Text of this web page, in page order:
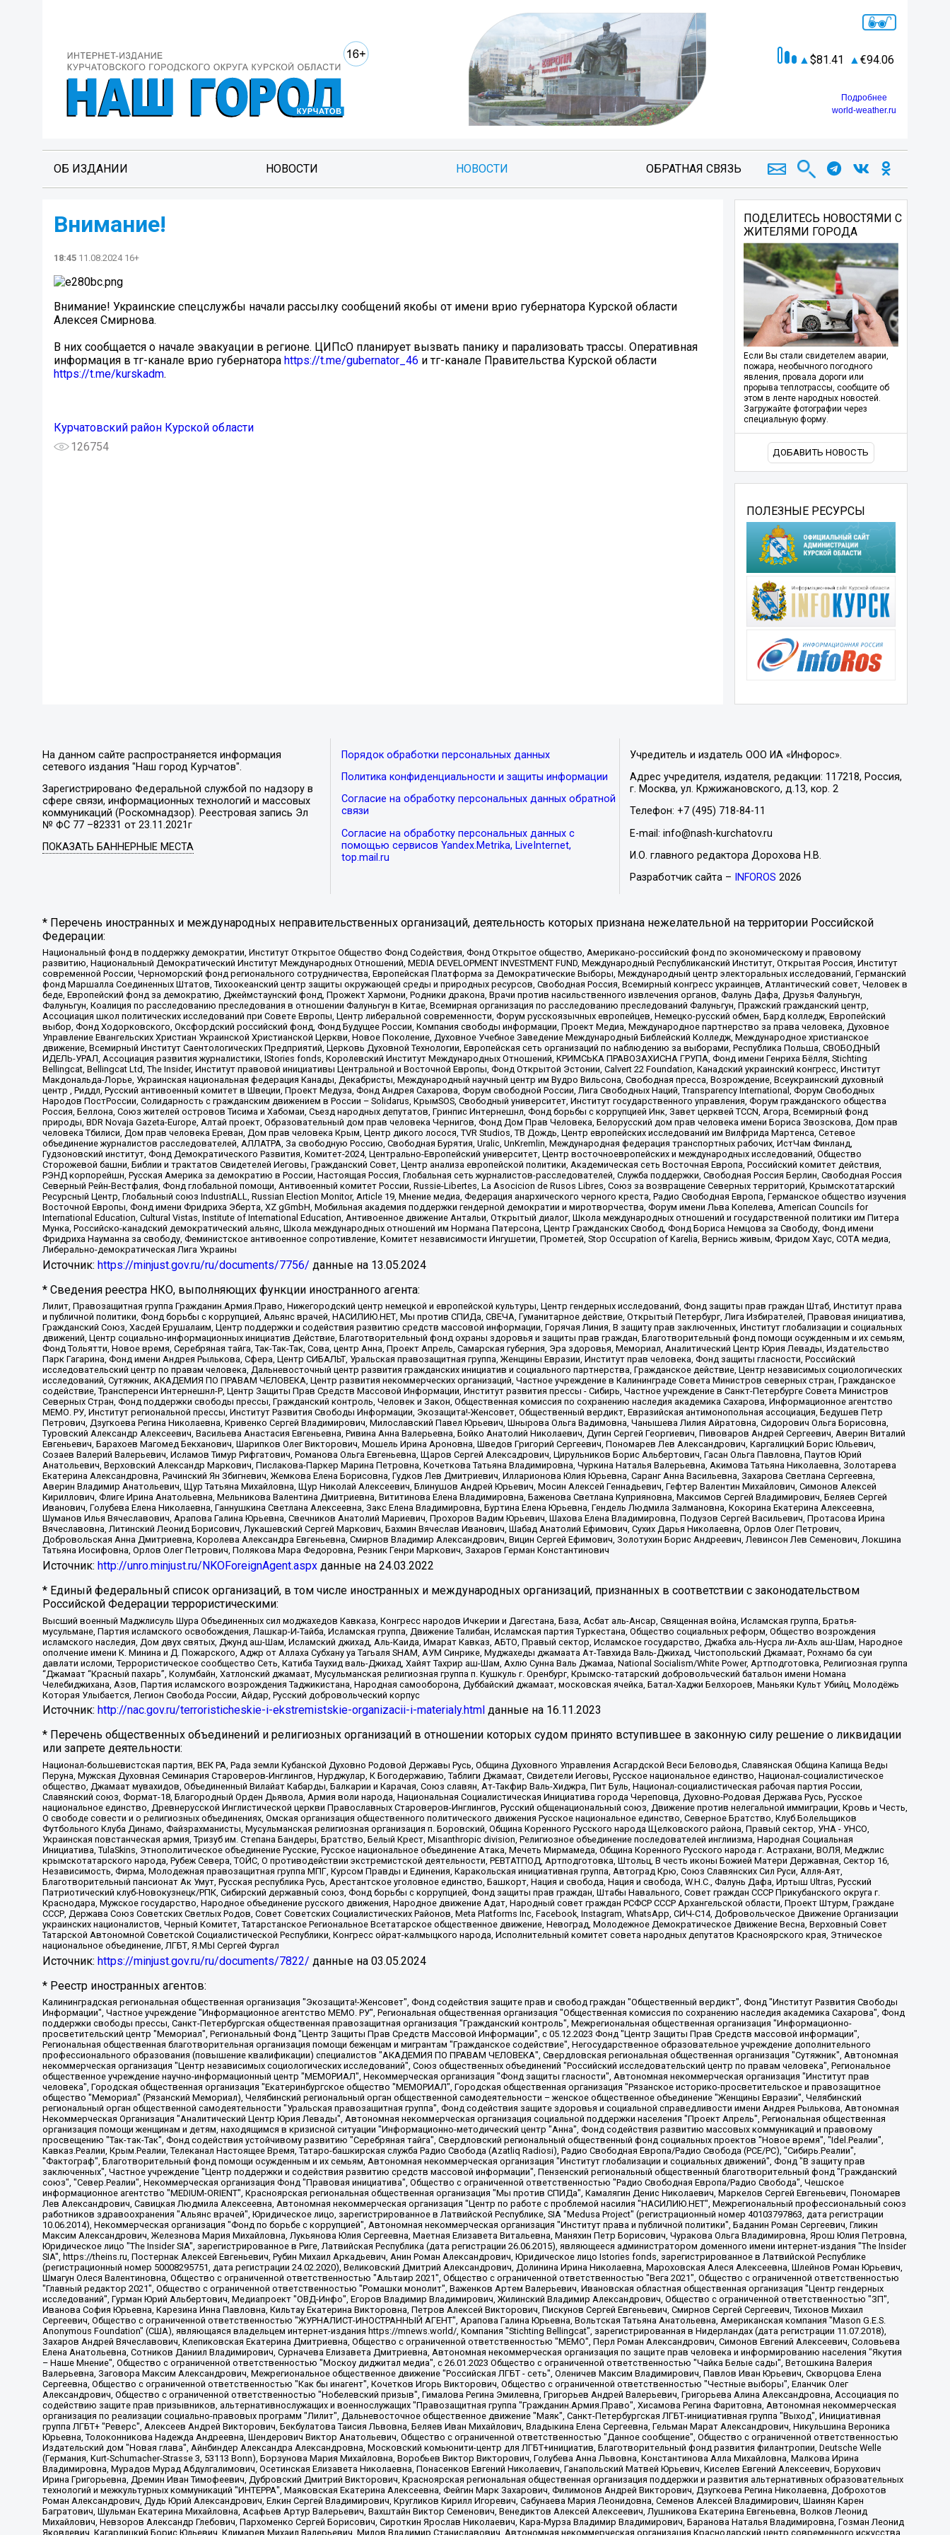
81.41 94.06
Подробнее
world-weather.ru
ОБ ИЗДАНИИ НОВОСТИ НОВОСТИ ОБРАТНАЯ СВЯЗЬ
Внимание!
18:45 11.08.2024 16+
Внимание! Украинские спецслужбы начали рассылку сообщений якобы от имени врио губернатора Курской области
Алексея Смирнова.
В них сообщается о начале эвакуации в регионе. ЦИПсО планирует вызвать панику и парализовать трассы. Оперативная
информация в тг-канале врио губернатора https://t.me/gubernator_46 и тг-канале Правительства Курской области
https://t.me/kurskadm.
Курчатовский район Курской области
126754
ПОДЕЛИТЕСЬ НОВОСТЯМИ С
ЖИТЕЛЯМИ ГОРОДА
Если Вы стали свидетелем аварии,
пожара, необычного погодного
явления, провала дороги или
прорыва теплотрассы, сообщите об
этом в ленте народных новостей.
Загружайте фотографии через
специальную форму.
ДОБАВИТЬ НОВОСТЬ
ПОЛЕЗНЫЕ РЕСУРСЫ
На данном сайте распространяется информация
сетевого издания "Наш город Курчатов".
Зарегистрировано Федеральной службой по надзору в
сфере связи, информационных технологий и массовых
коммуникаций (Роскомнадзор). Реестровая запись Эл
№ ФС 77 –82331 от 23.11.2021г
ПОКАЗАТЬ БАННЕРНЫЕ МЕСТА
Порядок обработки персональных данных
Политика конфиденциальности и защиты информации
Согласие на обработку персональных данных обратной
связи
Согласие на обработку персональных данных с
помощью сервисов Yandex.Metrika, LiveInternet,
top.mail.ru
Учредитель и издатель ООО ИА «Инфорос».
Адрес учредителя, издателя, редакции: 117218, Россия,
г. Москва, ул. Кржижановского, д.13, кор. 2
Телефон: +7 (495) 718-84-11
E-mail: info@nash-kurchatov.ru
И.О. главного редактора Дорохова Н.В.
Разработчик сайта – INFOROS 2026
* Перечень иностранных и международных неправительственных организаций, деятельность которых признана нежелательной на территории Российской
Федерации:
Национальный фонд в поддержку демократии, Институт Открытое Общество Фонд Содействия, Фонд Открытое общество, Американо-российский фонд по экономическому и правовому
развитию, Национальный Демократический Институт Международных Отношений, MEDIA DEVELOPMENT INVESTMENT FUND, Международный Республиканский Институт, Открытая Россия, Институт
современной России, Черноморский фонд регионального сотрудничества, Европейская Платформа за Демократические Выборы, Международный центр электоральных исследований, Германский
фонд Маршалла Соединенных Штатов, Тихоокеанский центр защиты окружающей среды и природных ресурсов, Свободная Россия, Всемирный конгресс украинцев, Атлантический совет, Человек в
беде, Европейский фонд за демократию, Джеймстаунский фонд, Прожект Хармони, Родники дракона, Врачи против насильственного извлечения органов, Фалунь Дафа, Друзья Фалуньгун,
Фалуньгун, Коалиция по расследованию преследования в отношении Фалуньгун в Китае, Всемирная организация по расследованию преследований Фалуньгун, Пражский гражданский центр,
Ассоциация школ политических исследований при Совете Европы, Центр либеральной современности, Форум русскоязычных европейцев, Немецко-русский обмен, Бард колледж, Европейский
выбор, Фонд Ходорковского, Оксфордский российский фонд, Фонд Будущее России, Компания свободы информации, Проект Медиа, Международное партнерство за права человека, Духовное
Управление Евангельских Христиан Украинской Христианской Церкви, Новое Поколение, Духовное Учебное Заведение Международный Библейский Колледж, Международное христианское
движение, Всемирный Институт Саентологических Предприятий, Церковь Духовной Технологии, Европейская сеть организаций по наблюдению за выборами, Республика Польша, СВОБОДНЫЙ
ИДЕЛЬ-УРАЛ, Ассоциация развития журналистики, IStories fonds, Королевский Институт Международных Отношений, КРИМСЬКА ПРАВОЗАХИСНА ГРУПА, Фонд имени Генриха Бёлля, Stichting
Bellingcat, Bellingcat Ltd, The Insider, Институт правовой инициативы Центральной и Восточной Европы, Фонд Открытой Эстонии, Calvert 22 Foundation, Канадский украинский конгресс, Институт
Макдональда-Лорье, Украинская национальная федерация Канады, Декабристы, Международный научный центр им Вудро Вильсона, Свободная пресса, Возрождение, Всеукраинский духовный
центр , Риддл, Русский антивоенный комитет в Швеции, Проект Медуза, Фонд Андрея Сахарова, Форум свободной России, Лига Свободных Наций, Transparеncy International, Форум Свободных
Народов ПостРоссии, Солидарность с гражданским движением в России – Solidarus, КрымSOS, Свободный университет, Институт государственного управления, Форум гражданского общества
Россия, Беллона, Союз жителей островов Тисима и Хабомаи, Съезд народных депутатов, Гринпис Интернешнл, Фонд борьбы с коррупцией Инк, Завет церквей TCCN, Агора, Всемирный фонд
природы, BDR Novaja Gazeta-Europe, Алтай проект, Образовательный дом прав человека Чернигов, Фонд Дом Прав Человека, Белорусский дом прав человека имени Бориса Звозскова, Дом прав
человека Тбилиси, Дом прав человека Ереван, Дом прав человека Крым, Центр дикого лосося, TVR Studios, ТВ Дождь, Центр европейских исследований им Вилфрида Мартенса, Сетевое
объединение журналистов расследователей, АЛЛАТРА, За свободную Россию, Свободная Бурятия, Uralic, UnKremlin, Международная федерация транспортных рабочих, ИстЧам Финланд,
Гудзоновский институт, Фонд Демократического Развития, Комитет-2024, Центрально-Европейский университет, Центр восточноевропейских и международных исследований, Общество
Сторожевой башни, Библии и трактатов Свидетелей Иеговы, Гражданский Совет, Центр анализа европейской политики, Академическая сеть Восточная Европа, Российский комитет действия,
РЭНД корпорейшн, Русская Америка за демократию в России, Настоящая Россия, Глобальная сеть журналистов-расследователей, Служба поддержки, Свободная Россия Берлин, Свободная Россия
Северный Рейн-Вестфалия, Фонд глобальной помощи, Антивоенный комитет России, Russie-Libertes, La Asocicion de Rusos Libres, Союз за возвращение Северных территорий, Крымскотатарский
Ресурсный Центр, Глобальный союз IndustriALL, Russian Election Monitor, Article 19, Мнение медиа, Федерация анархического черного креста, Радио Свободная Европа, Германское общество изучения
Восточной Европы, Фонд имени Фридриха Эберта, XZ gGmbH, Мобильная академия поддержки гендерной демократии и миротворчества, Форум имени Льва Копелева, American Councils for
International Education, Cultural Vistas, Institute of International Education, Антивоенное движение Антальи, Открытый диалог, Школа международных отношений и государственной политики им Питера
Мунка, Российско-канадский демократический альянс, Школа международных отношений им Нормана Патерсона, Центр Гражданских Свобод, Фонд Бориса Немцова за Свободу, Фонд имени
Фридриха Науманна за свободу, Феминистское антивоенное сопротивление, Комитет независимости Ингушетии, Прометей, Stop Occupation of Karelia, Вернись живым, Фридом Хаус, СОТА медиа,
Либерально-демократическая Лига Украины
Источник: https://minjust.gov.ru/ru/documents/7756/ данные на 13.05.2024
* Сведения реестра НКО, выполняющих функции иностранного агента:
Лилит, Правозащитная группа Гражданин.Армия.Право, Нижегородский центр немецкой и европейской культуры, Центр гендерных исследований, Фонд защиты прав граждан Штаб, Институт права
и публичной политики, Фонд борьбы с коррупцией, Альянс врачей, НАСИЛИЮ.НЕТ, Мы против СПИДа, СВЕЧА, Гуманитарное действие, Открытый Петербург, Лига Избирателей, Правовая инициатива,
Гражданский Союз, Хасдей Ерушалаим, Центр поддержки и содействия развитию средств массовой информации, Горячая Линия, В защиту прав заключенных, Институт глобализации и социальных
движений, Центр социально-информационных инициатив Действие, Благотворительный фонд охраны здоровья и защиты прав граждан, Благотворительный фонд помощи осужденным и их семьям,
Фонд Тольятти, Новое время, Серебряная тайга, Так-Так-Так, Сова, центр Анна, Проект Апрель, Самарская губерния, Эра здоровья, Мемориал, Аналитический Центр Юрия Левады, Издательство
Парк Гагарина, Фонд имени Андрея Рылькова, Сфера, Центр СИБАЛЬТ, Уральская правозащитная группа, Женщины Евразии, Институт прав человека, Фонд защиты гласности, Российский
исследовательский центр по правам человека, Дальневосточный центр развития гражданских инициатив и социального партнерства, Гражданское действие, Центр независимых социологических
исследований, Сутяжник, АКАДЕМИЯ ПО ПРАВАМ ЧЕЛОВЕКА, Центр развития некоммерческих организаций, Частное учреждение в Калининграде Совета Министров северных стран, Гражданское
содействие, Трансперенси Интернешнл-Р, Центр Защиты Прав Средств Массовой Информации, Институт развития прессы - Сибирь, Частное учреждение в Санкт-Петербурге Совета Министров
Северных Стран, Фонд поддержки свободы прессы, Гражданский контроль, Человек и Закон, Общественная комиссия по сохранению наследия академика Сахарова, Информационное агентство
МЕМО. РУ, Институт региональной прессы, Институт Развития Свободы Информации, Экозащита!-Женсовет, Общественный вердикт, Евразийская антимонопольная ассоциация, Бедушев Петр
Петрович, Дзугкоева Регина Николаевна, Кривенко Сергей Владимирович, Милославский Павел Юрьевич, Шнырова Ольга Вадимовна, Чанышева Лилия Айратовна, Сидорович Ольга Борисовна,
Туровский Александр Алексеевич, Васильева Анастасия Евгеньевна, Ривина Анна Валерьевна, Бойко Анатолий Николаевич, Дугин Сергей Георгиевич, Пивоваров Андрей Сергеевич, Аверин Виталий
Евгеньевич, Барахоев Магомед Бекханович, Шарипков Олег Викторович, Мошель Ирина Ароновна, Шведов Григорий Сергеевич, Пономарев Лев Александрович, Каргалицкий Борис Юльевич,
Созаев Валерий Валерьевич, Исламов Тимур Рифгатович, Романова Ольга Евгеньевна, Щаров Сергей Алексадрович, Цирульников Борис Альбертович, Гасан Ольга Павловна, Паутов Юрий
Анатольевич, Верховский Александр Маркович, Пислакова-Паркер Марина Петровна, Кочеткова Татьяна Владимировна, Чуркина Наталья Валерьевна, Акимова Татьяна Николаевна, Золотарева
Екатерина Александровна, Рачинский Ян Збигневич, Жемкова Елена Борисовна, Гудков Лев Дмитриевич, Илларионова Юлия Юрьевна, Саранг Анна Васильевна, Захарова Светлана Сергеевна,
Аверин Владимир Анатольевич, Щур Татьяна Михайловна, Щур Николай Алексеевич, Блинушов Андрей Юрьевич, Мосин Алексей Геннадьевич, Гефтер Валентин Михайлович, Симонов Алексей
Кириллович, Флиге Ирина Анатольевна, Мельникова Валентина Дмитриевна, Вититинова Елена Владимировна, Баженова Светлана Куприяновна, Максимов Сергей Владимирович, Беляев Сергей
Иванович, Голубева Елена Николаевна, Ганнушкина Светлана Алексеевна, Закс Елена Владимировна, Буртина Елена Юрьевна, Гендель Людмила Залмановна, Кокорина Екатерина Алексеевна,
Шуманов Илья Вячеславович, Арапова Галина Юрьевна, Свечников Анатолий Мариевич, Прохоров Вадим Юрьевич, Шахова Елена Владимировна, Подузов Сергей Васильевич, Протасова Ирина
Вячеславовна, Литинский Леонид Борисович, Лукашевский Сергей Маркович, Бахмин Вячеслав Иванович, Шабад Анатолий Ефимович, Сухих Дарья Николаевна, Орлов Олег Петрович,
Добровольская Анна Дмитриевна, Королева Александра Евгеньевна, Смирнов Владимир Александрович, Вицин Сергей Ефимович, Золотухин Борис Андреевич, Левинсон Лев Семенович, Локшина
Татьяна Иосифовна, Орлов Олег Петрович, Полякова Мара Федоровна, Резник Генри Маркович, Захаров Герман Константинович
Источник: http://unro.minjust.ru/NKOForeignAgent.aspx данные на 24.03.2022
* Единый федеральный список организаций, в том числе иностранных и международных организаций, признанных в соответствии с законодательством
Российской Федерации террористическими:
Высший военный Маджлисуль Шура Объединенных сил моджахедов Кавказа, Конгресс народов Ичкерии и Дагестана, База, Асбат аль-Ансар, Священная война, Исламская группа, Братья-
мусульмане, Партия исламского освобождения, Лашкар-И-Тайба, Исламская группа, Движение Талибан, Исламская партия Туркестана, Общество социальных реформ, Общество возрождения
исламского наследия, Дом двух святых, Джунд аш-Шам, Исламский джихад, Аль-Каида, Имарат Кавказ, АБТО, Правый сектор, Исламское государство, Джабха аль-Нусра ли-Ахль аш-Шам, Народное
ополчение имени К. Минина и Д. Пожарского, Аджр от Аллаха Субхану уа Тагьаля SHAM, АУМ Синрике, Муджахеды джамаата Ат-Тавхида Валь-Джихад, Чистопольский Джамаат, Рохнамо ба суи
давлати исломи, Террористическое сообщество Сеть, Катиба Таухид валь-Джихад, Хайят Тахрир аш-Шам, Ахлю Сунна Валь Джамаа, National Socialism/White Power, Артподготовка, Религиозная группа
“Джамаат “Красный пахарь”, Колумбайн, Хатлонский джамаат, Мусульманская религиозная группа п. Кушкуль г. Оренбург, Крымско-татарский добровольческий батальон имени Номана
Челебиджихана, Азов, Партия исламского возрождения Таджикистана, Народная самооборона, Дуббайский джамаат, московская ячейка, Батал-Хаджи Белхороев, Маньяки Культ Убийц, Молодёжь
Которая Улыбается, Легион Свобода России, Айдар, Русский добровольческий корпус
Источник: http://nac.gov.ru/terroristicheskie-i-ekstremistskie-organizacii-i-materialy.html данные на 16.11.2023
* Перечень общественных объединений и религиозных организаций в отношении которых судом принято вступившее в законную силу решение о ликвидации
или запрете деятельности:
Национал-большевистская партия, ВЕК РА, Рада земли Кубанской Духовно Родовой Державы Русь, Община Духовного Управления Асгардской Веси Беловодья, Славянская Община Капища Веды
Перуна, Мужская Духовная Семинария Староверов-Инглингов, Нурджулар, К Богодержавию, Таблиги Джамаат, Свидетели Иеговы, Русское национальное единство, Национал-социалистическое
общество, Джамаат мувахидов, Объединенный Вилайат Кабарды, Балкарии и Карачая, Союз славян, Ат-Такфир Валь-Хиджра, Пит Буль, Национал-социалистическая рабочая партия России,
Славянский союз, Формат-18, Благородный Орден Дьявола, Армия воли народа, Национальная Социалистическая Инициатива города Череповца, Духовно-Родовая Держава Русь, Русское
национальное единство, Древнерусской Инглистической церкви Православных Староверов-Инглингов, Русский общенациональный союз, Движение против нелегальной иммиграции, Кровь и Честь,
О свободе совести и о религиозных объединениях, Омская организация общественного политического движения Русское национальное единство, Северное Братство, Клуб Болельщиков
Футбольного Клуба Динамо, Файзрахманисты, Мусульманская религиозная организация п. Боровский, Община Коренного Русского народа Щелковского района, Правый сектор, УНА - УНСО,
Украинская повстанческая армия, Тризуб им. Степана Бандеры, Братство, Белый Крест, Misanthropic division, Религиозное объединение последователей инглиизма, Народная Социальная
Инициатива, TulaSkins, Этнополитическое объединение Русские, Русское национальное объединение Атака, Мечеть Мирмамеда, Община Коренного Русского народа г. Астрахани, ВОЛЯ, Меджлис
крымскотатарского народа, Рубеж Севера, ТОЙС, О противодействии экстремистской деятельности, РЕВТАТПОД, Артподготовка, Штольц, В честь иконы Божией Матери Державная, Сектор 16,
Независимость, Фирма, Молодежная правозащитная группа МПГ, Курсом Правды и Единения, Каракольская инициативная группа, Автоград Крю, Союз Славянских Сил Руси, Алля-Аят,
Благотворительный пансионат Ак Умут, Русская республика Русь, Арестантское уголовное единство, Башкорт, Нация и свобода, Нация и свобода, W.H.С., Фалунь Дафа, Иртыш Ultras, Русский
Патриотический клуб-Новокузнецк/РПК, Сибирский державный союз, Фонд борьбы с коррупцией, Фонд защиты прав граждан, Штабы Навального, Совет граждан СССР Прикубанского округа г.
Краснодара, Мужское государство, Народное объединение русского движения, Народное движение Адат, Народный совет граждан РСФСР СССР Архангельской области, Проект Штурм, Граждане
СССР, Держава Союз Советских Светлых Родов, Совет Советских Социалистических Районов, Meta Platforms Inc, Facebook, Instagram, WhatsApp, СИЧ-С14, Добровольческое Движение Организации
украинских националистов, Черный Комитет, Татарстанское Региональное Всетатарское общественное движение, Невоград, Молодежное Демократическое Движение Весна, Верховный Совет
Татарской Автономной Советской Социалистической Республики, Конгресс ойрат-калмыцкого народа, Исполнительный комитет совета народных депутатов Красноярского края, Этническое
национальное объединение, ЛГБТ, Я.МЫ Сергей Фургал
Источник: https://minjust.gov.ru/ru/documents/7822/ данные на 03.05.2024
* Реестр иностранных агентов:
Калининградская региональная общественная организация "Экозащита!-Женсовет", Фонд содействия защите прав и свобод граждан "Общественный вердикт", Фонд "Институт Развития Свободы Информации", Частное учреждение "Информационное агентство МЕМО. РУ", Региональная общественная организация "Общественная комиссия по сохранению наследия академика Сахарова", Фонд поддержки свободы прессы, Санкт-Петербургская общественная правозащитная организация "Гражданский контроль", Межрегиональная общественная организация "Информационно-просветительский центр "Мемориал", Региональный Фонд "Центр Защиты Прав Средств Массовой Информации", с 05.12.2023 Фонд "Центр Защиты Прав Средств массовой информации", Региональная общественная благотворительная организация помощи беженцам и мигрантам "Гражданское содействие", Негосударственное образовательное учреждение дополнительного профессионального образования (повышение квалификации) специалистов "АКАДЕМИЯ ПО ПРАВАМ ЧЕЛОВЕКА", Свердловская региональная общественная организация "Сутяжник", Автономная некоммерческая организация "Центр независимых социологических исследований", Союз общественных объединений "Российский исследовательский центр по правам человека", Региональное общественное учреждение научно-информационный центр "МЕМОРИАЛ", Некоммерческая организация "Фонд защиты гласности", Автономная некоммерческая организация "Институт прав человека", Городская общественная организация "Екатеринбургское общество "МЕМОРИАЛ", Городская общественная организация "Рязанское историко-просветительское и правозащитное общество "Мемориал" (Рязанский Мемориал), Челябинский региональный орган общественной самодеятельности – женское общественное объединение "Женщины Евразии", Челябинский региональный орган общественной самодеятельности "Уральская правозащитная группа", Фонд содействия защите здоровья и социальной справедливости имени Андрея Рылькова, Автономная Некоммерческая Организация "Аналитический Центр Юрия Левады", Автономная некоммерческая организация социальной поддержки населения "Проект Апрель", Региональная общественная организация помощи женщинам и детям, находящимся в кризисной ситуации "Информационно-методический центр "Анна", Фонд содействия развитию массовых коммуникаций и правовому просвещению "Так-так-Так", Фонд содействия устойчивому развитию "Серебряная тайга", Свердловский региональный общественный фонд социальных проектов "Новое время", "Idel.Реалии", Кавказ.Реалии, Крым.Реалии, Телеканал Настоящее Время, Татаро-башкирская служба Радио Свобода (Azatliq Radiosi), Радио Свободная Европа/Радио Свобода (PCE/PC), "Сибирь.Реалии", "Фактограф", Благотворительный фонд помощи осужденным и их семьям, Автономная некоммерческая организация "Институт глобализации и социальных движений", Фонд "В защиту прав заключенных", Частное учреждение "Центр поддержки и содействия развитию средств массовой информации", Пензенский региональный общественный благотворительный фонд "Гражданский союз", "Север.Реалии", Некоммерческая организация Фонд "Правовая инициатива", Общество с ограниченной ответственностью "Радио Свободная Европа/Радио Свобода", Чешское информационное агентство "MEDIUM-ORIENT", Красноярская региональная общественная организация "Мы против СПИДа", Камалягин Денис Николаевич, Маркелов Сергей Евгеньевич, Пономарев Лев Александрович, Савицкая Людмила Алексеевна, Автономная некоммерческая организация "Центр по работе с проблемой насилия "НАСИЛИЮ.НЕТ", Межрегиональный профессиональный союз работников здравоохранения "Альянс врачей", Юридическое лицо, зарегистрированное в Латвийской Республике, SIA "Medusa Project" (регистрационный номер 40103797863, дата регистрации 10.06.2014), Некоммерческая организация "Фонд по борьбе с коррупцией", Автономная некоммерческая организация "Институт права и публичной политики", Баданин Роман Сергеевич, Гликин Максим Александрович, Железнова Мария Михайловна, Лукьянова Юлия Сергеевна, Маетная Елизавета Витальевна, Маняхин Петр Борисович, Чуракова Ольга Владимировна, Ярош Юлия Петровна, Юридическое лицо "The Insider SIA", зарегистрированное в Риге, Латвийская Республика (дата регистрации 26.06.2015), являющееся администратором доменного имени интернет-издания "The Insider SIA", https://theins.ru, Постернак Алексей Евгеньевич, Рубин Михаил Аркадьевич, Анин Роман Александрович, Юридическое лицо Istories fonds, зарегистрированное в Латвийской Республике (регистрационный номер 50008295751, дата регистрации 24.02.2020), Великовский Дмитрий Александрович, Долинина Ирина Николаевна, Мароховская Алеся Алексеевна, Шлейнов Роман Юрьевич, Шмагун Олеся Валентиновна, Общество с ограниченной ответственностью "Альтаир 2021", Общество с ограниченной ответственностью "Вега 2021", Общество с ограниченной ответственностью "Главный редактор 2021", Общество с ограниченной ответственностью "Ромашки монолит", Важенков Артем Валерьевич, Ивановская областная общественная организация "Центр гендерных исследований", Гурман Юрий Альбертович, Медиапроект "ОВД-Инфо", Егоров Владимир Владимирович, Жилинский Владимир Александрович, Общество с ограниченной ответственностью "ЗП", Иванова София Юрьевна, Карезина Инна Павловна, Кильтау Екатерина Викторовна, Петров Алексей Викторович, Пискунов Сергей Евгеньевич, Смирнов Сергей Сергеевич, Тихонов Михаил Сергеевич, Общество с ограниченной ответственностью "ЖУРНАЛИСТ-ИНОСТРАННЫЙ АГЕНТ", Арапова Галина Юрьевна, Вольтская Татьяна Анатольевна, Американская компания "Mason G.E.S. Anonymous Foundation" (США), являющаяся владельцем интернет-издания https://mnews.world/, Компания "Stichting Bellingcat", зарегистрированная в Нидерландах (дата регистрации 11.07.2018), Захаров Андрей Вячеславович, Клепиковская Екатерина Дмитриевна, Общество с ограниченной ответственностью "МЕМО", Перл Роман Александрович, Симонов Евгений Алексеевич, Соловьева Елена Анатольевна, Сотников Даниил Владимирович, Сурначева Елизавета Дмитриевна, Автономная некоммерческая организация по защите прав человека и информированию населения "Якутия – Наше Мнение", Общество с ограниченной ответственностью "Москоу диджитал медиа", с 26.01.2023 Общество с ограниченной ответственностью "Чайка Белые сады", Ветошкина Валерия Валерьевна, Заговора Максим Александрович, Межрегиональное общественное движение "Российская ЛГБТ - сеть", Оленичев Максим Владимирович, Павлов Иван Юрьевич, Скворцова Елена Сергеевна, Общество с ограниченной ответственностью "Как бы инагент", Кочетков Игорь Викторович, Общество с ограниченной ответственностью "Честные выборы", Еланчик Олег Александрович, Общество с ограниченной ответственностью "Нобелевский призыв", Гималова Регина Эмилевна, Григорьев Андрей Валерьевич, Григорьева Алина Александровна, Ассоциация по содействию защите прав призывников, альтернативнослужащих и военнослужащих "Правозащитная группа "Гражданин.Армия.Право", Хисамова Регина Фаритовна, Автономная некоммерческая организация по реализации социально-правовых программ "Лилит", Дальневосточное общественное движение "Маяк", Санкт-Петербургская ЛГБТ-инициативная группа "Выход", Инициативная группа ЛГБТ+ "Реверс", Алексеев Андрей Викторович, Бекбулатова Таисия Львовна, Беляев Иван Михайлович, Владыкина Елена Сергеевна, Гельман Марат Александрович, Никульшина Вероника Юрьевна, Толоконникова Надежда Андреевна, Шендерович Виктор Анатольевич, Общество с ограниченной ответственностью "Данное сообщение", Общество с ограниченной ответственностью Издательский дом "Новая глава", Айнбиндер Александра Александровна, Московский комьюнити-центр для ЛГБТ+инициатив, Благотворительный фонд развития филантропии, Deutsche Welle (Германия, Kurt-Schumacher-Strasse 3, 53113 Bonn), Борзунова Мария Михайловна, Воробьев Виктор Викторович, Голубева Анна Львовна, Константинова Алла Михайловна, Малкова Ирина Владимировна, Мурадов Мурад Абдулгалимович, Осетинская Елизавета Николаевна, Понасенков Евгений Николаевич, Ганапольский Матвей Юрьевич, Киселев Евгений Алексеевич, Борухович Ирина Григорьевна, Дремин Иван Тимофеевич, Дубровский Дмитрий Викторович, Красноярская региональная общественная организация поддержки и развития альтернативных образовательных технологий и межкультурных коммуникаций "ИНТЕРРА", Маяковская Екатерина Алексеевна, Фейгин Марк Захарович, Филимонов Андрей Викторович, Дзугкоева Регина Николаевна, Доброхотов Роман Александрович, Дудь Юрий Александрович, Елкин Сергей Владимирович, Кругликов Кирилл Игоревич, Сабунаева Мария Леонидовна, Семенов Алексей Владимирович, Шаинян Карен Багратович, Шульман Екатерина Михайловна, Асафьев Артур Валерьевич, Вахштайн Виктор Семенович, Венедиктов Алексей Алексеевич, Лушникова Екатерина Евгеньевна, Волков Леонид Михайлович, Невзоров Александр Глебович, Пархоменко Сергей Борисович, Сироткин Ярослав Николаевич, Кара-Мурза Владимир Владимирович, Баранова Наталья Владимировна, Гозман Леонид Яковлевич, Кагарлицкий Борис Юльевич, Климарев Михаил Валерьевич, Милов Владимир Станиславович, Автономная некоммерческая организация Краснодарский центр современного искусства "Типография", Моргенштерн Алишер Тагирович, Соболь Любовь Эдуардовна, Общество с ограниченной ответственностью "ЛИЗА НОРМ", Каспаров Гарри Кимович, Ходорковский Михаил Борисович, Общество с ограниченной ответственностью "Апрельские тезисы", Данилович Ирина Брониславовна, Кашин Олег Владимирович, Петров Николай Владимирович, Пивоваров Алексей Владимирович, Соколов Михаил Владимирович, Цветкова Юлия Владимировна, Чичваркин Евгений Александрович, Комитет против пыток/Команда против пыток, Общество с ограниченной ответственностью "Первый научный", Общество с ограниченной ответственностью "Вертолет и ко", Белоцерковская Вероника Борисовна, Кац Максим Евгеньевич, Лазарева Татьяна Юрьевна, Шаведдинов Руслан Табризович, Яшин Илья Валерьевич, Общество с ограниченной ответственностью "Иноагент ААВ", Алешковский Дмитрий Петрович, Альбац Евгения Марковна, Быков Дмитрий Львович, Галямина Юлия Евгеньевна, Лойко Сергей Леонидович, Мартынов Кирилл Константинович, Медведев Сергей Александрович, Крашенинников Федор Геннадиевич, Гордеева Катерина Вл